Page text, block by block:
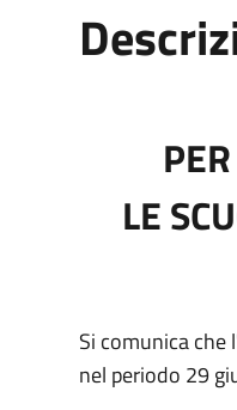
LE
Si comunica che
nel periodo 29